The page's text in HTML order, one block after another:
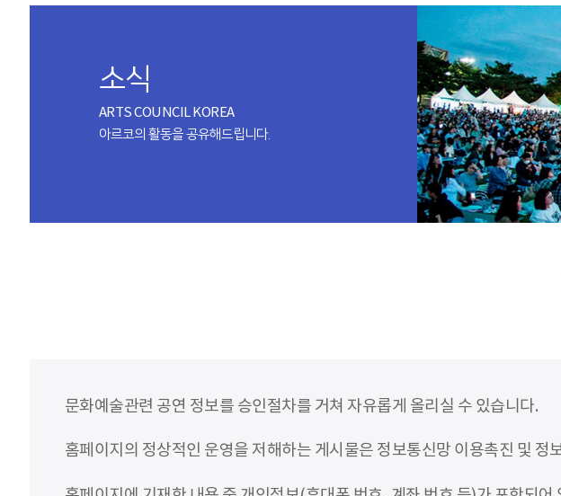
소식
ARTS COUNCIL KOREA
아르코의 활동을 공유해드립니다.
문화예술관련 공연 정보를 승인절차를 거쳐 자유롭게 올리실 수 있습니다.
홈페이지의 정상적인 운영을 저해하는 게시물은 정보통신망 이용촉진 및